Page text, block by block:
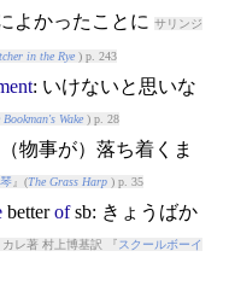
よかったことに サリンジ
in the Rye) p. 243
: いけないと思いな
Bookman's Wake) p. 28
物事が）落ち着くま
』(The Grass Harp) p. 35
better ofsb: きょうばか
カレ著 村上博基訳 『スクールボーイ